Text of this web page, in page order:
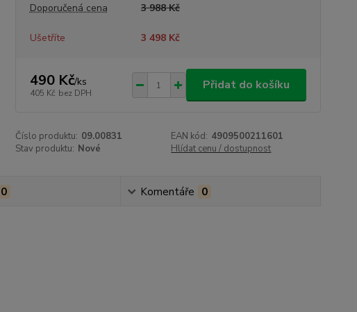
Doporučená cena
3 988 Kč
Ušetříte 3 498 Kč
490 Kč/ks
405 Kč bez DPH
Přidat do košíku
Číslo produktu: 09.00831 EAN kód: 4909500211601
Stav produktu: Nové Hlídat cenu / dostupnost
0 Komentáře 0